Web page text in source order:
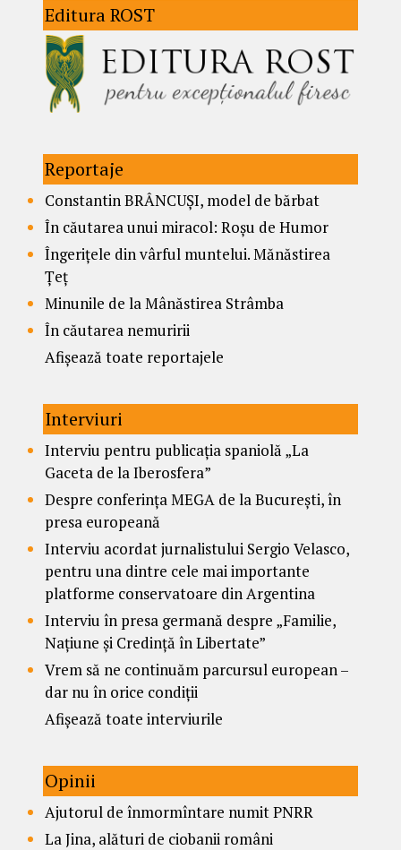
Editura ROST
Reportaje
Constantin BRÂNCUȘI, model de bărbat
În căutarea unui miracol: Roșu de Humor
Îngerițele din vârful muntelui. Mănăstirea
Țeț
Minunile de la Mânăstirea Strâmba
În căutarea nemuririi
Afișează toate reportajele
Interviuri
Interviu pentru publicația spaniolă „La
Gaceta de la Iberosfera”
Despre conferința MEGA de la București, în
presa europeană
Interviu acordat jurnalistului Sergio Velasco,
pentru una dintre cele mai importante
platforme conservatoare din Argentina
Interviu în presa germană despre „Familie,
Națiune și Credință în Libertate”
Vrem să ne continuăm parcursul european –
dar nu în orice condiții
Afișează toate interviurile
Opinii
Ajutorul de înmormîntare numit PNRR
La Jina, alături de ciobanii români